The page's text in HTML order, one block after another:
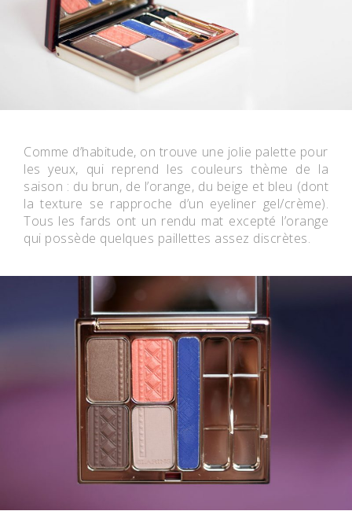
Comme d’habitude, on trouve une jolie palette pour
les yeux, qui reprend les couleurs thème de la
saison : du brun, de l’orange, du beige et bleu (dont
la texture se rapproche d’un eyeliner gel/crème).
Tous les fards ont un rendu mat excepté l’orange
qui possède quelques paillettes assez discrètes.